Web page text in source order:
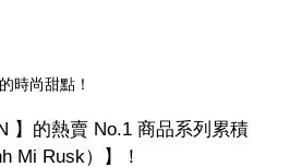
時尚甜點！
】的熱賣 No.1 商品系列累積
Mi Rusk）】！